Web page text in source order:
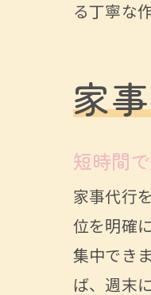
る丁寧な
家
短時間
家事代行
位を明確
集中でき
ば、週末